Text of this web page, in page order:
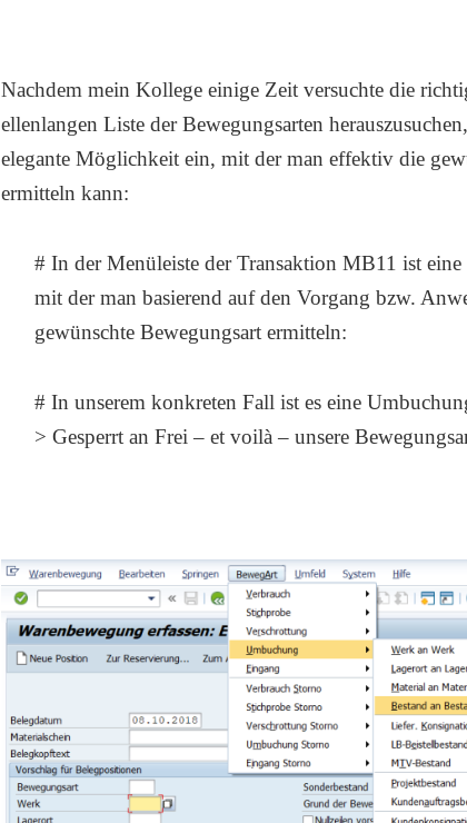
Nachdem mein Kollege einige Zeit versuchte die
ellenlangen Liste der Bewegungsarten
elegante Möglichkeit ein, mit der man effektiv die
ermitteln kann:
# In der Menüleiste der Transaktion MB11 ist
mit der man basierend auf den Vorgang bzw.
gewünschte Bewegungsart ermitteln:
# In unserem konkreten Fall ist es eine
> Gesperrt an Frei – et voilà – unsere